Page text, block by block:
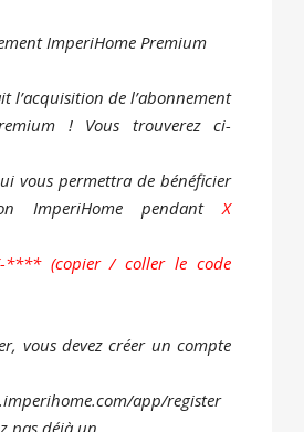
ImperiHome Premium
l’acquisition de l’abonnement
! Vous trouverez ci-
vous permettra de bénéficier
ImperiHome pendantX
**** (copier / coller le code
vous devez créer un compte
app/register
pas déjà un.